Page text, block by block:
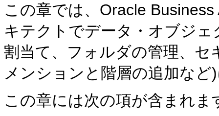
この章では、Oracle
キテクトでデータ・オブジ
割当て、フォルダの管理、
メンションと階層の追加な
この章には次の項が含まれま